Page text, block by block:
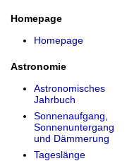
Homepage
Homepage
Astronomie
Astronomisches
Jahrbuch
Sonnenaufgang,
Sonnenuntergang
und Dämmerung
Tageslänge